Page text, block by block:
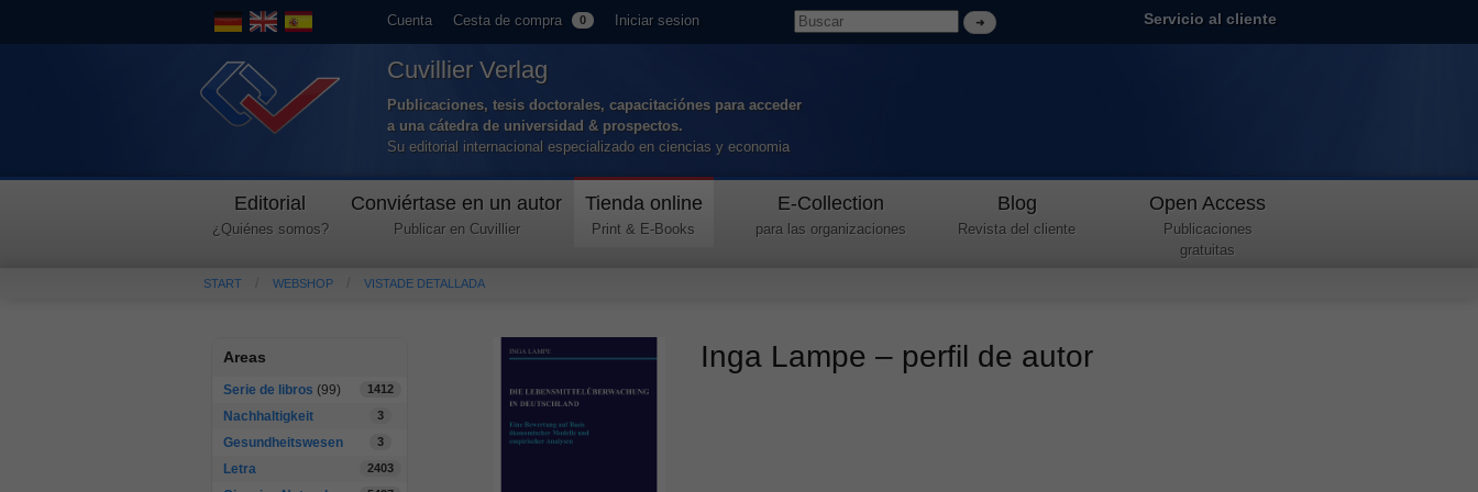
Cuenta Cesta de compra 0 Iniciar sesion Servicio al cliente
Cuvillier Verlag
Publicaciones, tesis doctorales, capacitaciónes para acceder
a una cátedra de universidad & prospectos.
Su editorial internacional especializado en ciencias y economia
Editorial
¿Quiénes somos?
Conviértase en un autor
Publicar en Cuvillier
Tienda online
Print & E-Books
E-Collection
para las organizaciones
Blog
Revista del cliente
Open Access
Publicaciones
gratuitas
START WEBSHOP VISTADE DETALLADA
Areas
Serie de libros (99) 1412
Nachhaltigkeit 3
Gesundheitswesen 3
Letra 2403
Inga Lampe – perfil de autor